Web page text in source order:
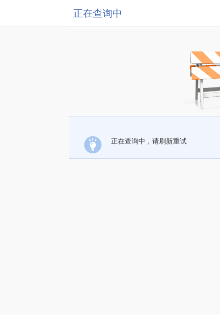
正在查询中
正在查询中，请刷新重试